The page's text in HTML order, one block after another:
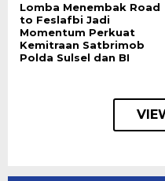
Lomba Menembak Road
to Feslafbi Jadi
Momentum Perkuat
Kemitraan Satbrimob
Polda Sulsel dan BI